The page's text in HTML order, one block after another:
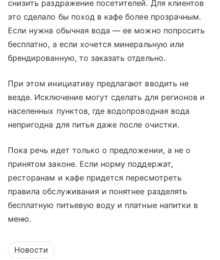
снизить раздражение посетителей. Для клиентов
это сделало бы поход в кафе более прозрачным.
Если нужна обычная вода — ее можно попросить
бесплатно, а если хочется минеральную или
брендированную, то заказать отдельно.
При этом инициативу предлагают вводить не
везде. Исключение могут сделать для регионов и
населенных пунктов, где водопроводная вода
непригодна для питья даже после очистки.
Пока речь идет только о предложении, а не о
принятом законе. Если норму поддержат,
ресторанам и кафе придется пересмотреть
правила обслуживания и понятнее разделять
бесплатную питьевую воду и платные напитки в
меню.
Новости